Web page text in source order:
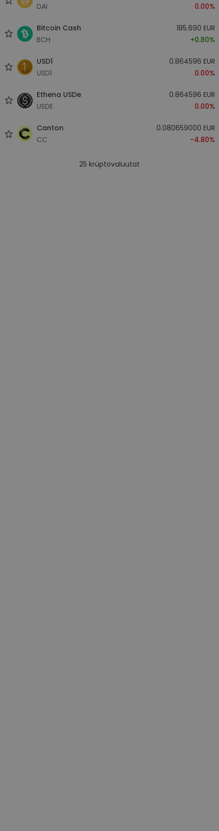
DAI
0.00%
Bitcoin Cash
BCH
185.690 EUR
+0.80%
USD1
USD1
0.864596 EUR
0.00%
Ethena USDe
USDE
0.864596 EUR
0.00%
Canton
CC
0.080659000 EUR
-4.80%
25 krüptovaluutat